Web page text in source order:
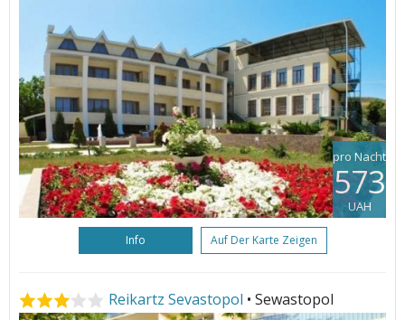
pro Nacht
573
UAH
Info Auf Der Karte Zeigen
Reikartz Sevastopol • Sewastopol